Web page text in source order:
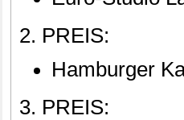
2. PREIS:
Hamburger
3. PREIS: